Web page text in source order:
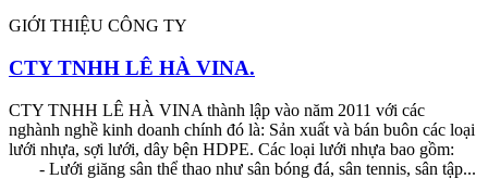
GIỚI THIỆU CÔNG TY
CTY TNHH LÊ HÀ VINA.
CTY TNHH LÊ HÀ VINA thành lập vào năm 2011 với các
nghành nghề kinh doanh chính đó là: Sản xuất và bán buôn các loại
lưới nhựa, sợi lưới, dây bện HDPE. Các loại lưới nhựa bao gồm:
- Lưới giăng sân thể thao như sân bóng đá, sân tennis, sân tập...